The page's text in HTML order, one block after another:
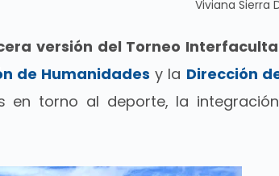
Viviana Sierra
versión del Torneo
de Humanidades y la Dirección
en torno al deporte, la